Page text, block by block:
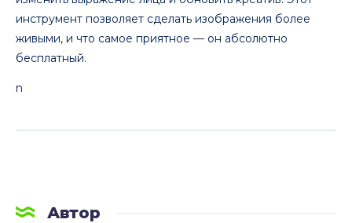
инструмент позволяет сделать изображения более
живыми, и что самое приятное — он абсолютно
бесплатный.
n
Автор